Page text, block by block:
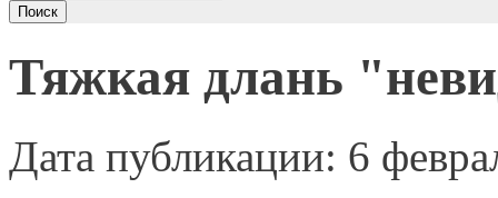
Тяжкая длань
Дата публикации: 6